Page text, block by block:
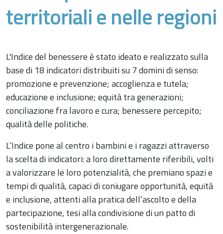
territoriali e nelle regioni
L'Indice del benessere è stato ideato e realizzato sulla
base di 18 indicatori distribuiti su 7 domini di senso:
promozione e prevenzione; accoglienza e tutela;
educazione e inclusione; equità tra generazioni;
conciliazione fra lavoro e cura; benessere percepito;
qualità delle politiche.
L’Indice pone al centro i bambini e i ragazzi attraverso
la scelta di indicatori: a loro direttamente riferibili, volti
a valorizzare le loro potenzialità, che premiano spazi e
tempi di qualità, capaci di coniugare opportunità, equità
e inclusione, attenti alla pratica dell’ascolto e della
partecipazione, tesi alla condivisione di un patto di
sostenibilità intergenerazionale.